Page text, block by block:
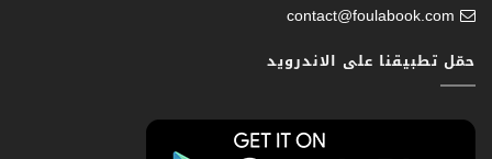
contact@foulabook.com
حمّل تطبيقنا على الاندرويد